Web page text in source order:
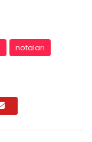
notaları